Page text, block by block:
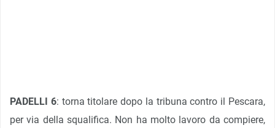
PADELLI 6: torna titolare dopo la tribuna contro il Pescara,
per via della squalifica. Non ha molto lavoro da compiere,